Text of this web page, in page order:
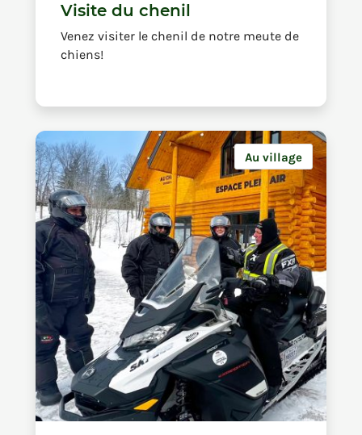
Visite du chenil
Venez visiter le chenil de notre meute de
chiens!
Au village